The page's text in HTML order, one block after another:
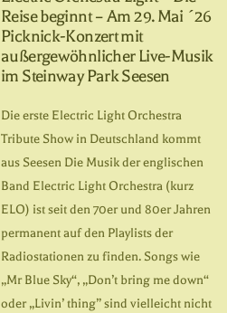
Reise beginnt – Am 29. Mai ´26
Picknick-Konzert mit
außergewöhnlicher Live-Musik
im Steinway Park Seesen
Die erste Electric Light Orchestra
Tribute Show in Deutschland kommt
aus Seesen Die Musik der englischen
Band Electric Light Orchestra (kurz
ELO) ist seit den 70er und 80er Jahren
permanent auf den Playlists der
Radiostationen zu finden. Songs wie
„Mr Blue Sky“, „Don’t bring me down“
oder „Livin’ thing” sind vielleicht nicht